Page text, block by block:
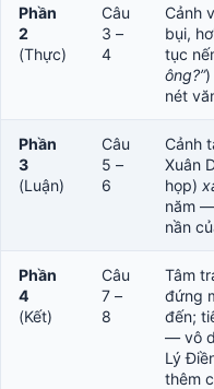
Phần
2
(Thực)
Câu
3 –
4
Cảnh
bụi,
tục
ông?”)
nét
Phần
3
(Luận)
Câu
5 –
6
Cảnh
Xuân
họp)
năm
nần
Phần
4
(Kết)
Câu
7 –
8
Tâm
đứng
đến;
— vô
Lý
thêm